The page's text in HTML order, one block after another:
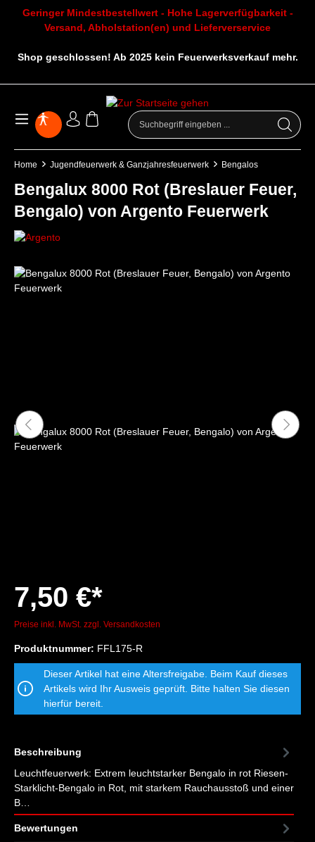
Geringer Mindestbestellwert - Hohe Lagerverfügbarkeit -
Versand, Abholstation(en) und Lieferverservice
Shop geschlossen! Ab 2025 kein Feuerwerksverkauf mehr.
Home Jugendfeuerwerk & Ganzjahresfeuerwerk Bengalos
Bengalux 8000 Rot (Breslauer Feuer,
Bengalo) von Argento Feuerwerk
7,50 €*
Preise inkl. MwSt. zzgl. Versandkosten
Produktnummer: FFL175-R
Dieser Artikel hat eine Altersfreigabe. Beim Kauf dieses
Artikels wird Ihr Ausweis geprüft. Bitte halten Sie diesen
hierfür bereit.
Beschreibung
Leuchtfeuerwerk: Extrem leuchtstarker Bengalo in rot Riesen-
Starklicht-Bengalo in Rot, mit starkem Rauchausstoß und einer
B…
Bewertungen